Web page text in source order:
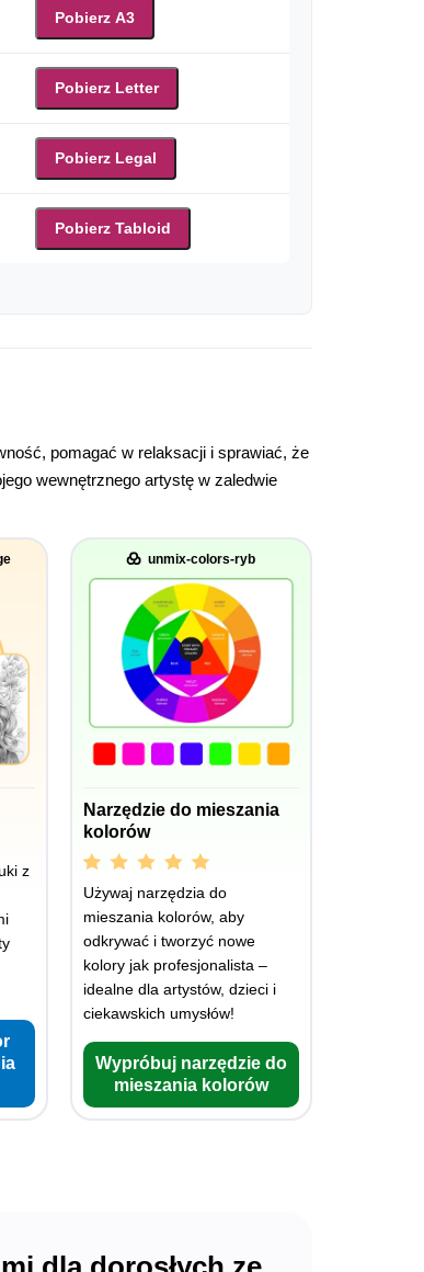
Pobierz A3
Pobierz Letter
Pobierz Legal
Pobierz Tabloid
pomagać w relaksacji i sprawiać, że
wewnętrznego artystę w zaledwie
z
unmix-colors-ryb
Narzędzie do mieszania
kolorów
Używaj narzędzia do
mieszania kolorów, aby
odkrywać i tworzyć nowe
kolory jak profesjonalista –
idealne dla artystów, dzieci i
ciekawskich umysłów!
Wypróbuj narzędzie do
mieszania kolorów